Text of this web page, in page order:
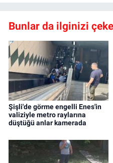
Bunlar da ilginizi
Şişli'de görme engelli Enes'in
valiziyle metro raylarına
düştüğü anlar kamerada